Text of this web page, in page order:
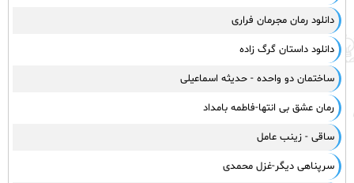
دانلود رمان مجرمان فراری
دانلود داستان گرگ زاده
ساختمان دو واحده - حدیثه اسماعیلی
رمان عشق بی انتها-فاطمه بامداد
ساقی - زینب عامل
سرپناهی دیگر-غزل محمدی